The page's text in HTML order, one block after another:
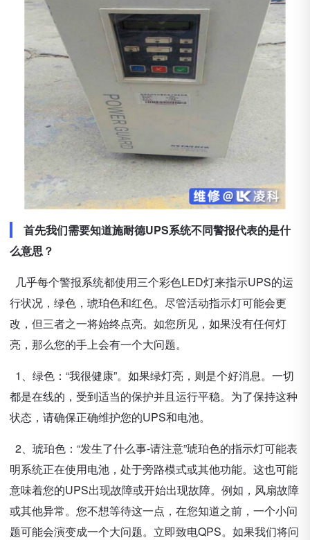
首先我们需要知道施耐德UPS系统不同警报代表的是什
么意思？
几乎每个警报系统都使用三个彩色LED灯来指示UPS的运
行状况，绿色，琥珀色和红色。尽管活动指示灯可能会更
改，但三者之一将始终点亮。如您所见，如果没有任何灯
亮，那么您的手上会有一个大问题。
1、绿色：“我很健康”。如果绿灯亮，则是个好消息。一切
都是在线的，受到适当的保护并且运行平稳。为了保持这种
状态，请确保正确维护您的UPS和电池。
2、琥珀色：“发生了什么事-请注意”琥珀色的指示灯可能表
明系统正在使用电池，处于旁路模式或其他功能。这也可能
意味着您的UPS出现故障或开始出现故障。例如，风扇故障
或其他异常。您不想等待这一点，在您知道之前，一个小问
题可能会演变成一个大问题。立即致电QPS。如果我们将问